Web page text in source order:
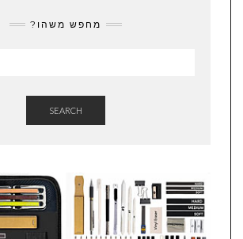
מחפש משהו?
SEARCH